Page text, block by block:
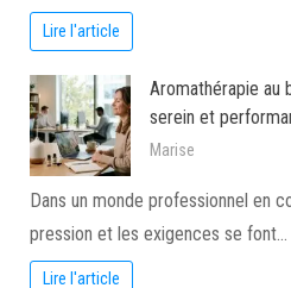
Lire l'article
Aromathérapie au
serein et
Marise
Dans un monde professionnel en
pression et les exigences se font…
Lire l'article